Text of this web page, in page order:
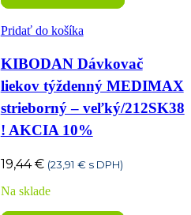
Pridať do košíka
KIBODAN Dávkovač
liekov týždenný MEDIMAX
strieborný – veľký/212SK38
! AKCIA 10%
19,44€ (23,91 € s DPH)
Na sklade